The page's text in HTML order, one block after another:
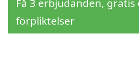
Få 3 erbjudanden, gratis
förpliktelser